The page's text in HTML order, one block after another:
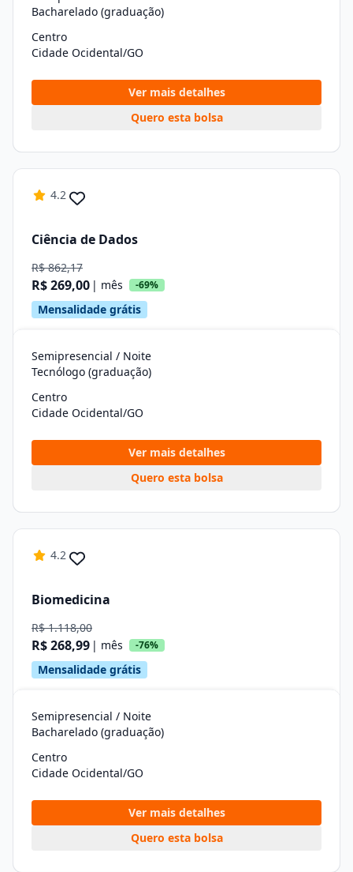
Bacharelado (graduação)
Centro
Cidade Ocidental/GO
Ver mais detalhes
Quero esta bolsa
4.2
Ciência de Dados
R$ 862,17
R$ 269,00 | mês -69%
Mensalidade grátis
Semipresencial / Noite
Tecnólogo (graduação)
Centro
Cidade Ocidental/GO
Ver mais detalhes
Quero esta bolsa
4.2
Biomedicina
R$ 1.118,00
R$ 268,99 | mês -76%
Mensalidade grátis
Semipresencial / Noite
Bacharelado (graduação)
Centro
Cidade Ocidental/GO
Ver mais detalhes
Quero esta bolsa